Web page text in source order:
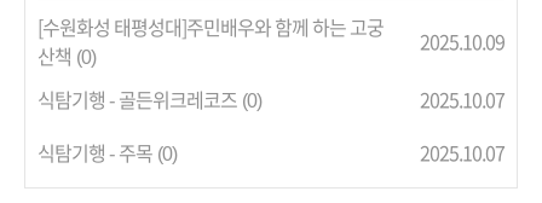
[수원화성 태평성대]주민배우와 함께 하는 고궁
산책 (0)
2025.10.09
식탐기행 - 골든위크레코즈 (0)
2025.10.07
식탐기행 - 주목 (0) 2025.10.07